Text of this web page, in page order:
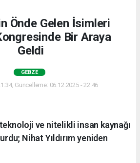
Önde Gelen İsimleri
Bir Araya
Geldi
GEBZE
Güncelleme: 06.12.2025 - 22:46
ve nitelikli insan kaynağı
Nihat Yıldırım yeniden